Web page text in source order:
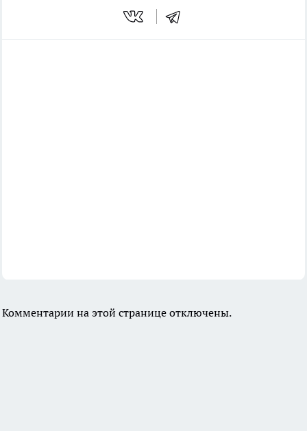
Комментарии на этой странице отключены.